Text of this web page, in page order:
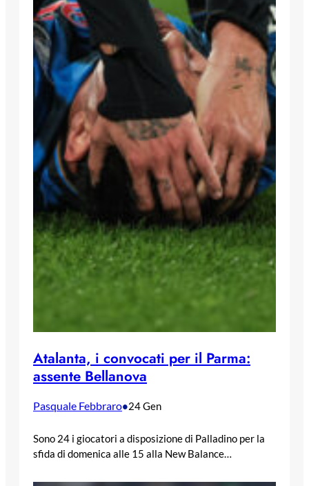
Atalanta, i convocati per il Parma:
assente Bellanova
Pasquale Febbraro•24 Gen
Sono 24 i giocatori a disposizione di Palladino per la
sfida di domenica alle 15 alla New Balance…